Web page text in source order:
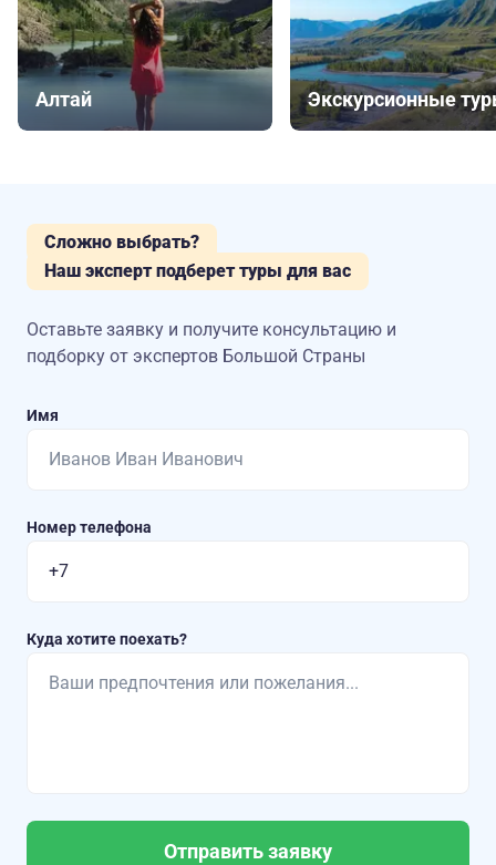
Алтай Экскурсионные
Сложно выбрать?
Наш эксперт подберет туры для вас
Оставьте заявку и получите консультацию и
подборку от экспертов Большой Страны
Имя
Номер телефона
Куда хотите поехать?
Отправить заявку